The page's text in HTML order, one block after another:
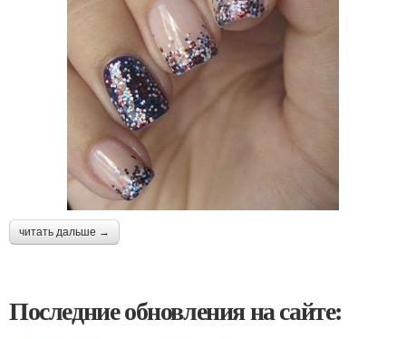
читать дальше →
Последние обновления на сайте: